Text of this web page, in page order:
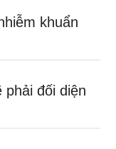
khuẩn
phải đối diện